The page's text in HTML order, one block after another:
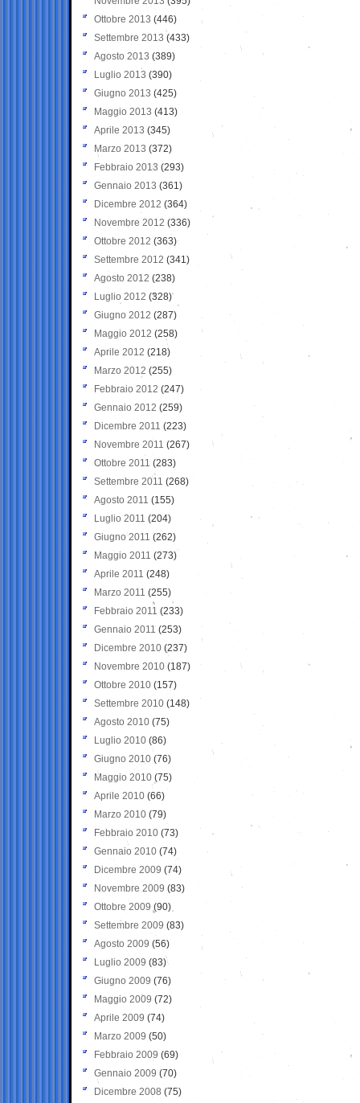
Ottobre 2013 (446)
Settembre 2013 (433)
Agosto 2013 (389)
Luglio 2013 (390)
Giugno 2013 (425)
Maggio 2013 (413)
Aprile 2013 (345)
Marzo 2013 (372)
Febbraio 2013 (293)
Gennaio 2013 (361)
Dicembre 2012 (364)
Novembre 2012 (336)
Ottobre 2012 (363)
Settembre 2012 (341)
Agosto 2012 (238)
Luglio 2012 (328)
Giugno 2012 (287)
Maggio 2012 (258)
Aprile 2012 (218)
Marzo 2012 (255)
Febbraio 2012 (247)
Gennaio 2012 (259)
Dicembre 2011 (223)
Novembre 2011 (267)
Ottobre 2011 (283)
Settembre 2011 (268)
Agosto 2011 (155)
Luglio 2011 (204)
Giugno 2011 (262)
Maggio 2011 (273)
Aprile 2011 (248)
Marzo 2011 (255)
Febbraio 2011 (233)
Gennaio 2011 (253)
Dicembre 2010 (237)
Novembre 2010 (187)
Ottobre 2010 (157)
Settembre 2010 (148)
Agosto 2010 (75)
Luglio 2010 (86)
Giugno 2010 (76)
Maggio 2010 (75)
Aprile 2010 (66)
Marzo 2010 (79)
Febbraio 2010 (73)
Gennaio 2010 (74)
Dicembre 2009 (74)
Novembre 2009 (83)
Ottobre 2009 (90)
Settembre 2009 (83)
Agosto 2009 (56)
Luglio 2009 (83)
Giugno 2009 (76)
Maggio 2009 (72)
Aprile 2009 (74)
Marzo 2009 (50)
Febbraio 2009 (69)
Gennaio 2009 (70)
Dicembre 2008 (75)